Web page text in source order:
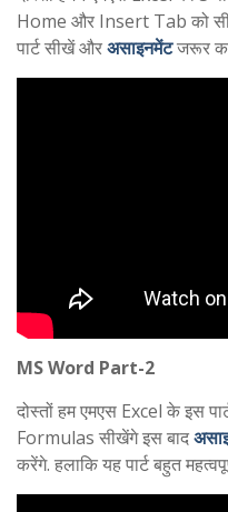
Home और Insert Tab को
पार्ट सीखें औरअसाइनमेंटजरूर
MS Word Part-2
दोस्तों हम एमएस Excel के इस
Formulas सीखेंगे इस बाद
करेंगे. हलाकि यह पार्ट बहुत